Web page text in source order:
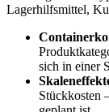
Lagerhilfsmittel,
sich in einer
Stückkosten